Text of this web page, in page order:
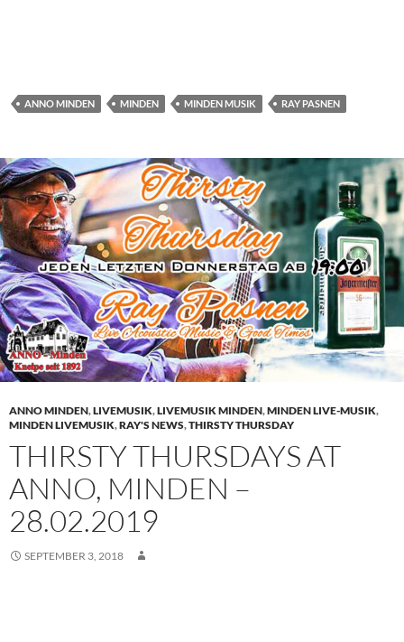
ANNO MINDEN MINDEN MINDEN MUSIK RAY PASNEN
ANNO MINDEN,LIVEMUSIK,LIVEMUSIK MINDEN,MINDEN LIVE-MUSIK,
MINDEN LIVEMUSIK,RAY'S NEWS,THIRSTY THURSDAY
THIRSTY THURSDAYS AT
ANNO, MINDEN –
28.02.2019
SEPTEMBER 3, 2018